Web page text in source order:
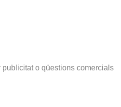
o qüestions comercials